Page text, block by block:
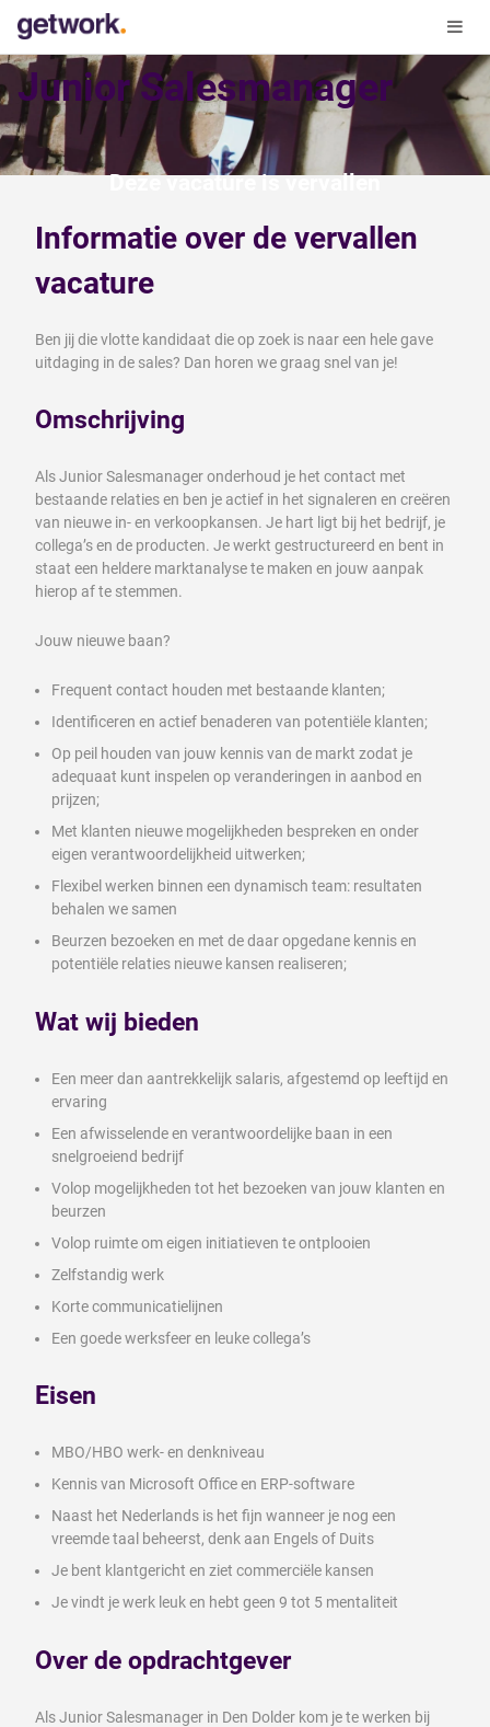
Junior Salesmanager
Deze vacature is vervallen
Informatie over de vervallen
vacature
Ben jij die vlotte kandidaat die op zoek is naar een hele gave
uitdaging in de sales? Dan horen we graag snel van je!
Omschrijving
Als Junior Salesmanager onderhoud je het contact met
bestaande relaties en ben je actief in het signaleren en creëren
van nieuwe in- en verkoopkansen. Je hart ligt bij het bedrijf, je
collega’s en de producten. Je werkt gestructureerd en bent in
staat een heldere marktanalyse te maken en jouw aanpak
hierop af te stemmen.
Jouw nieuwe baan?
Frequent contact houden met bestaande klanten;
Identificeren en actief benaderen van potentiële klanten;
Op peil houden van jouw kennis van de markt zodat je
adequaat kunt inspelen op veranderingen in aanbod en
prijzen;
Met klanten nieuwe mogelijkheden bespreken en onder
eigen verantwoordelijkheid uitwerken;
Flexibel werken binnen een dynamisch team: resultaten
behalen we samen
Beurzen bezoeken en met de daar opgedane kennis en
potentiële relaties nieuwe kansen realiseren;
Wat wij bieden
Een meer dan aantrekkelijk salaris, afgestemd op leeftijd en
ervaring
Een afwisselende en verantwoordelijke baan in een
snelgroeiend bedrijf
Volop mogelijkheden tot het bezoeken van jouw klanten en
beurzen
Volop ruimte om eigen initiatieven te ontplooien
Zelfstandig werk
Korte communicatielijnen
Een goede werksfeer en leuke collega’s
Eisen
MBO/HBO werk- en denkniveau
Kennis van Microsoft Office en ERP-software
Naast het Nederlands is het fijn wanneer je nog een
vreemde taal beheerst, denk aan Engels of Duits
Je bent klantgericht en ziet commerciële kansen
Je vindt je werk leuk en hebt geen 9 tot 5 mentaliteit
Over de opdrachtgever
Als Junior Salesmanager in Den Dolder kom je te werken bij